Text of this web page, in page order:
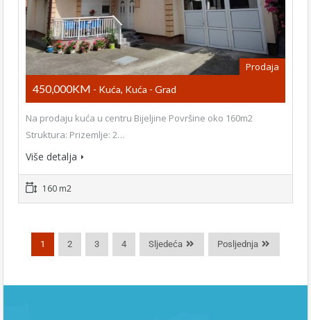
Prodaja
450,000KM - Kuća, Kuća - Grad
Na prodaju kuća u centru Bijeljine Površine oko 160m2
Struktura: Prizemlje: 2…
Više detalja
160 m2
1 2 3 4 Sljedeća Posljednja